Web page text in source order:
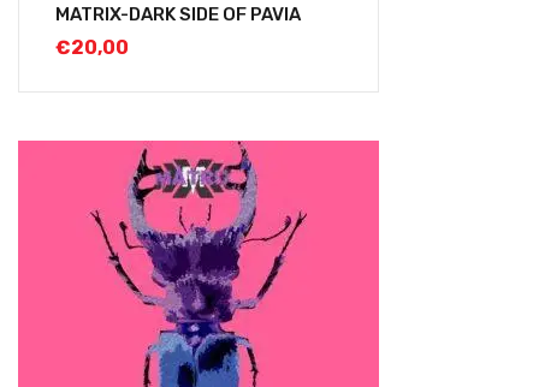
MATRIX-DARK SIDE OF PAVIA
€20,00